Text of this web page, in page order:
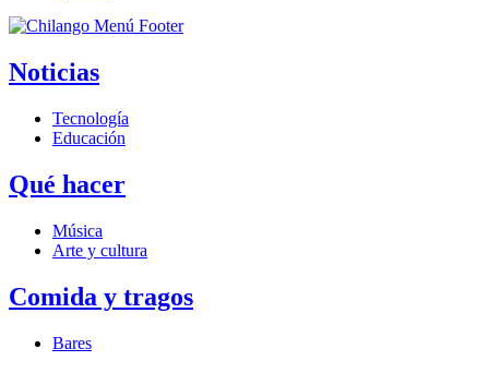
Noticias
Tecnología
Educación
Qué hacer
Música
Arte y cultura
Comida y tragos
Bares